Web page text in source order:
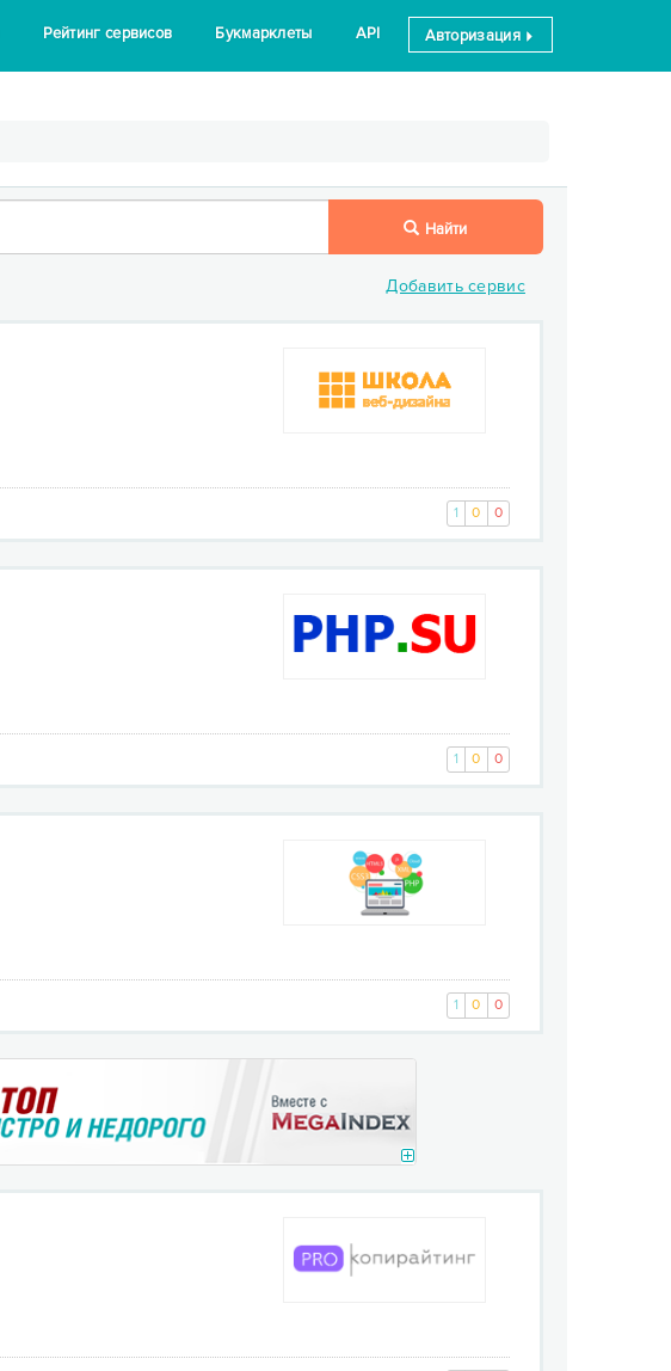
Рейтинг сервисов Букмарклеты API Авторизация
Найти
Добавить сервис
1 0 0
1 0 0
1 0 0